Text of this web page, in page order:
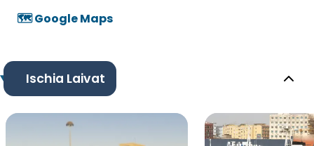
🗺️ Google Maps
Ischia Laivat